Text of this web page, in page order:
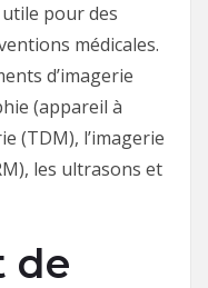
pour des
médicales.
d’imagerie
(appareil à
(TDM), l’imagerie
les ultrasons et
de